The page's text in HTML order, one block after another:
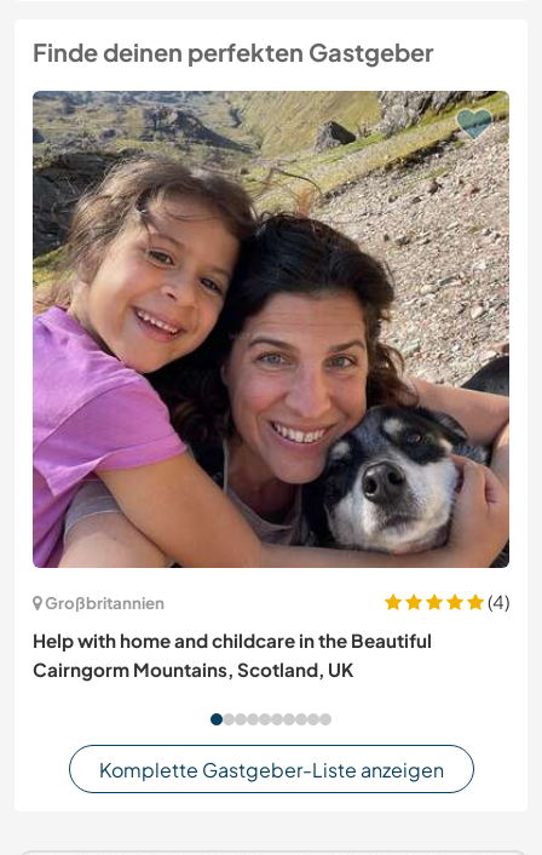
Finde deinen perfekten Gastgeber
Großbritannien
(4)
Help with home and childcare in the Beautiful
Cairngorm Mountains, Scotland, UK
Komplette Gastgeber-Liste anzeigen